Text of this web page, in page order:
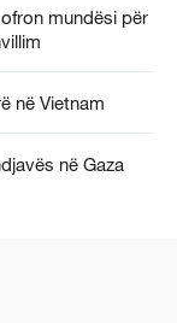
mundësi për
në Vietnam
në Gaza